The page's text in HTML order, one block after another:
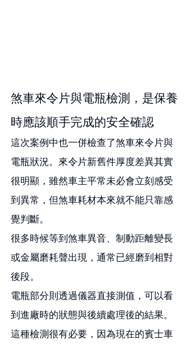
煞車來令片與電瓶檢測，是保養
時應該順手完成的安全確認
這次案例中也一併檢查了煞車來令片與
電瓶狀況。來令片新舊件厚度差異其實
很明顯，雖然車主平常未必會立刻感受
到異常，但煞車耗材本來就不能只靠感
覺判斷。
很多時候等到煞車異音、制動距離變長
或金屬磨耗聲出現，通常已經磨到相對
後段。
電瓶部分則透過儀器直接測值，可以看
到進廠時的狀態與後續處理後的結果。
這種檢測很有必要，因為現在的賓士車